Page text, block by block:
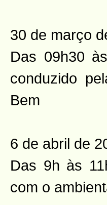
30 de março
Das 09h30
conduzido
Bem
6 de abril de
Das 9h às
com o